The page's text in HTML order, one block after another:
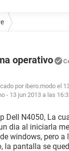
operativo
por ibero.modo el
- 13 jun 2013 a las
Dell N4050, La
dia al iniciarla
windows, pero a
la pantalla se